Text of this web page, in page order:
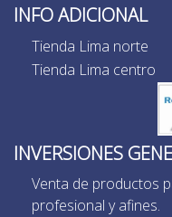
INFO ADICIONAL
Tienda Lima norte
Tienda Lima centro
INVERSIONES
Venta de productos
profesional y afines.